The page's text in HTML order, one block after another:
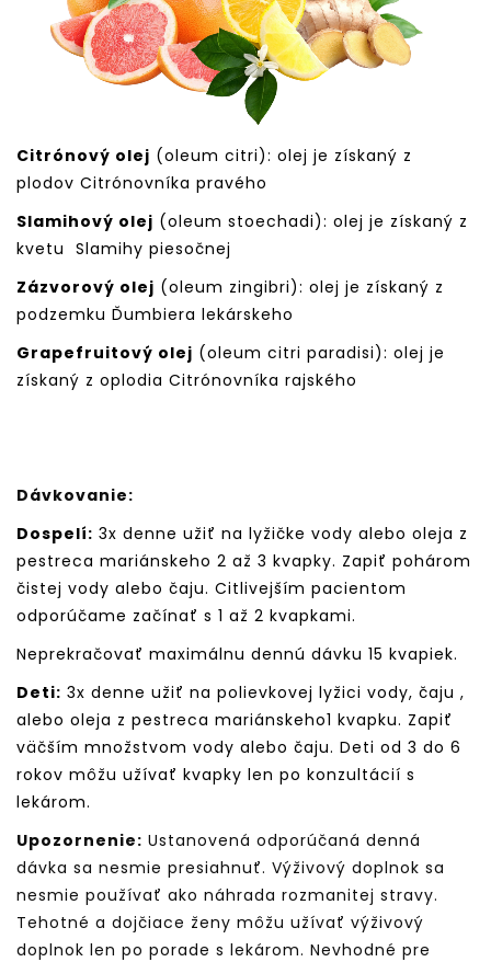
Citrónový olej (oleum citri): olej je získaný z
plodov Citrónovníka pravého
Slamihový olej (oleum stoechadi): olej je získaný z
kvetu Slamihy piesočnej
Zázvorový olej (oleum zingibri): olej je získaný z
podzemku Ďumbiera lekárskeho
Grapefruitový olej (oleum citri paradisi): olej je
získaný z oplodia Citrónovníka rajského
Dávkovanie:
Dospelí: 3x denne užiť na lyžičke vody alebo oleja z
pestreca mariánskeho 2 až 3 kvapky. Zapiť pohárom
čistej vody alebo čaju. Citlivejším pacientom
odporúčame začínať s 1 až 2 kvapkami.
Neprekračovať maximálnu dennú dávku 15 kvapiek.
Deti: 3x denne užiť na polievkovej lyžici vody, čaju ,
alebo oleja z pestreca mariánskeho1 kvapku. Zapiť
väčším množstvom vody alebo čaju. Deti od 3 do 6
rokov môžu užívať kvapky len po konzultácií s
lekárom.
Upozornenie: Ustanovená odporúčaná denná
dávka sa nesmie presiahnuť. Výživový doplnok sa
nesmie používať ako náhrada rozmanitej stravy.
Tehotné a dojčiace ženy môžu užívať výživový
doplnok len po porade s lekárom. Nevhodné pre